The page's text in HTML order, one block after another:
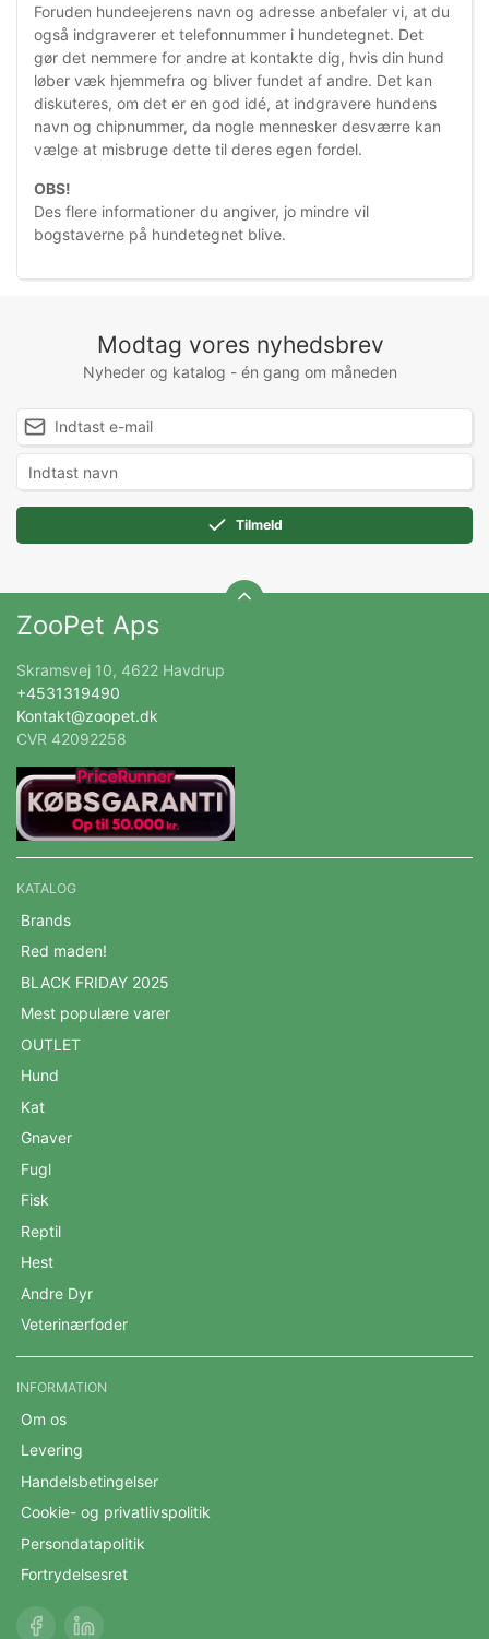
Foruden hundeejerens navn og adresse anbefaler vi, at du
også indgraverer et telefonnummer i hundetegnet. Det
gør det nemmere for andre at kontakte dig, hvis din hund
løber væk hjemmefra og bliver fundet af andre. Det kan
diskuteres, om det er en god idé, at indgravere hundens
navn og chipnummer, da nogle mennesker desværre kan
vælge at misbruge dette til deres egen fordel.
OBS!
Des flere informationer du angiver, jo mindre vil
bogstaverne på hundetegnet blive.
Modtag vores nyhedsbrev
Nyheder og katalog - én gang om måneden
Tilmeld
ZooPet Aps
Skramsvej 10, 4622 Havdrup
+4531319490
Kontakt@zoopet.dk
CVR 42092258
KATALOG
Brands
Red maden!
BLACK FRIDAY 2025
Mest populære varer
OUTLET
Hund
Kat
Gnaver
Fugl
Fisk
Reptil
Hest
Andre Dyr
Veterinærfoder
INFORMATION
Om os
Levering
Handelsbetingelser
Cookie- og privatlivspolitik
Persondatapolitik
Fortrydelsesret